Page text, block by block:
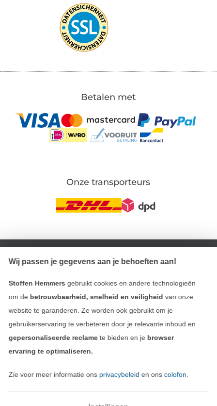
Betalen met
Onze transporteurs
Colofon
Privacy
Recht op retournering
Bestelling herroepen
Wissel naar de Duitse shop
Wij passen je gegevens aan je behoeften aan!
Stoffen Hemmers gebruikt cookies en andere technologieën
om de betrouwbaarheid, snelheid en veiligheid van onze
website te garanderen. Ze worden ook gebruikt om je
gebruikerservaring te verbeteren door je relevante inhoud en
gepersonaliseerde reclamete bieden en je browser
ervaring te optimaliseren.
Zie voor meer informatie ons privacybeleid en ons colofon